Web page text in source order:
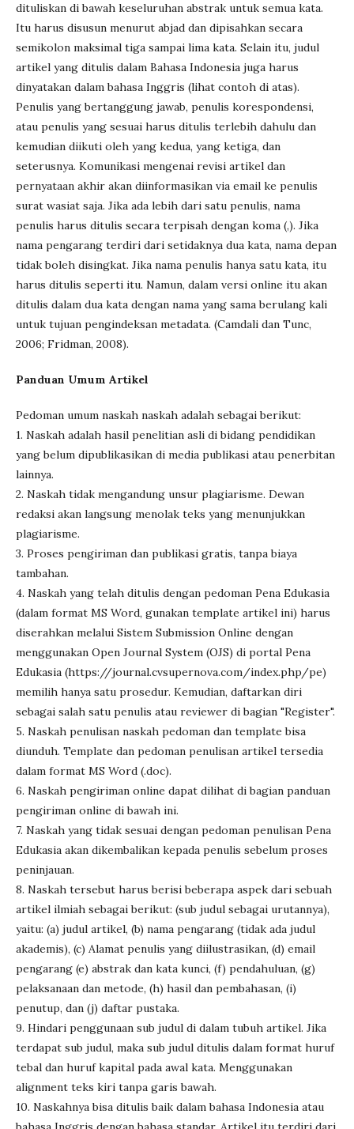
dituliskan di bawah keseluruhan abstrak untuk semua kata.
Itu harus disusun menurut abjad dan dipisahkan secara
semikolon maksimal tiga sampai lima kata. Selain itu, judul
artikel yang ditulis dalam Bahasa Indonesia juga harus
dinyatakan dalam bahasa Inggris (lihat contoh di atas).
Penulis yang bertanggung jawab, penulis korespondensi,
atau penulis yang sesuai harus ditulis terlebih dahulu dan
kemudian diikuti oleh yang kedua, yang ketiga, dan
seterusnya. Komunikasi mengenai revisi artikel dan
pernyataan akhir akan diinformasikan via email ke penulis
surat wasiat saja. Jika ada lebih dari satu penulis, nama
penulis harus ditulis secara terpisah dengan koma (,). Jika
nama pengarang terdiri dari setidaknya dua kata, nama depan
tidak boleh disingkat. Jika nama penulis hanya satu kata, itu
harus ditulis seperti itu. Namun, dalam versi online itu akan
ditulis dalam dua kata dengan nama yang sama berulang kali
untuk tujuan pengindeksan metadata. (Camdali dan Tunc,
2006; Fridman, 2008).
Panduan Umum Artikel
Pedoman umum naskah naskah adalah sebagai berikut:
1. Naskah adalah hasil penelitian asli di bidang pendidikan
yang belum dipublikasikan di media publikasi atau penerbitan
lainnya.
2. Naskah tidak mengandung unsur plagiarisme. Dewan
redaksi akan langsung menolak teks yang menunjukkan
plagiarisme.
3. Proses pengiriman dan publikasi gratis, tanpa biaya
tambahan.
4. Naskah yang telah ditulis dengan pedoman Pena Edukasia
(dalam format MS Word, gunakan template artikel ini) harus
diserahkan melalui Sistem Submission Online dengan
menggunakan Open Journal System (OJS) di portal Pena
Edukasia (https://journal.cvsupernova.com/index.php/pe)
memilih hanya satu prosedur. Kemudian, daftarkan diri
sebagai salah satu penulis atau reviewer di bagian "Register".
5. Naskah penulisan naskah pedoman dan template bisa
diunduh. Template dan pedoman penulisan artikel tersedia
dalam format MS Word (.doc).
6. Naskah pengiriman online dapat dilihat di bagian panduan
pengiriman online di bawah ini.
7. Naskah yang tidak sesuai dengan pedoman penulisan Pena
Edukasia akan dikembalikan kepada penulis sebelum proses
peninjauan.
8. Naskah tersebut harus berisi beberapa aspek dari sebuah
artikel ilmiah sebagai berikut: (sub judul sebagai urutannya),
yaitu: (a) judul artikel, (b) nama pengarang (tidak ada judul
akademis), (c) Alamat penulis yang diilustrasikan, (d) email
pengarang (e) abstrak dan kata kunci, (f) pendahuluan, (g)
pelaksanaan dan metode, (h) hasil dan pembahasan, (i)
penutup, dan (j) daftar pustaka.
9. Hindari penggunaan sub judul di dalam tubuh artikel. Jika
terdapat sub judul, maka sub judul ditulis dalam format huruf
tebal dan huruf kapital pada awal kata. Menggunakan
alignment teks kiri tanpa garis bawah.
10. Naskahnya bisa ditulis baik dalam bahasa Indonesia atau